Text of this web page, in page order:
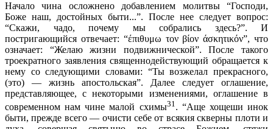
Начало чина осложнено добавлением молитвы “Господи,
Боже наш, достойных быти...”. После нее следует вопрос:
“Скажи, чадо, почему мы собрались здесь?”. И
постригающийся отвечает: “έπιθυμω τον βίον άσκητικόν”, что
означает: “Желаю жизни подвижнической”. После такого
троекратного заявления священнодействующий обращается к
нему со следующими словами: “Ты возжелал прекрасного,
(это) — жизнь апостольская”. Далее следует оглашение,
представляющее, с некоторыми изменениями, оглашение в
современном нам чине малой схимы31. “Аще хощеши инок
быти, прежде всего — очисти себе от всякия скверны плоти и